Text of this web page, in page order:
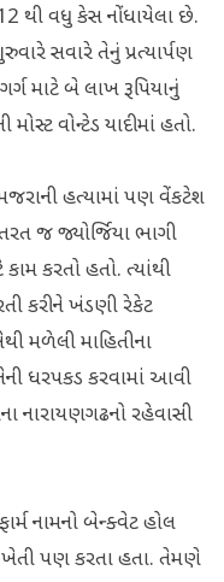
થી વધુ કેસ નોંધાયેલા છે.
સવારે તેનું પ્રત્યાર્પણ
માટે બે લાખ રૂપિયાનું
વોન્ટેડ યાદીમાં હતો.
હત્યામાં પણ વેંકટેશ
જ જ્યોર્જિયા ભાગી
કરતો હતો. ત્યાંથી
કરીને ખંડણી રેકેટ
મળેલી માહિતીના
ધરપકડ કરવામાં આવી
નારાયણગઢનો રહેવાસી
નામનો બેન્ક્વેટ હોલ
પણ કરતા હતા. તેમણે